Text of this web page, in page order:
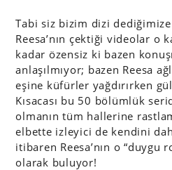
Tabi siz bizim dizi
Reesa’nın çektiği videolar o
kadar özensiz ki bazen
anlaşılmıyor; bazen Reesa
eşine küfürler yağdırırken
Kısacası bu 50 bölümlük
olmanın tüm hallerine
elbette izleyici de kendini
itibaren Reesa’nın o “duygu
olarak buluyor!